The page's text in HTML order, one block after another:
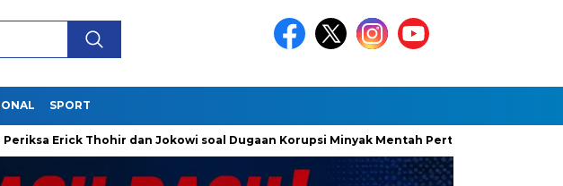
SPORT
Erick Thohir dan Jokowi soal Dugaan Korupsi Minyak Mentah Pertamina